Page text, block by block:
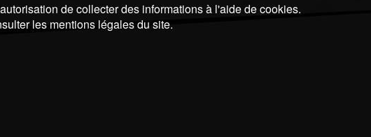
de collecter des informations à l'aide de cookies.
les mentions légales du site.